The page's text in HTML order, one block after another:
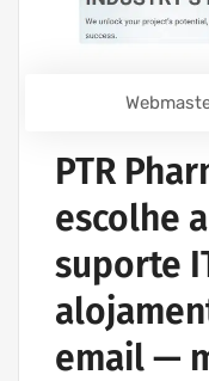
PTR
escolhe
suporte
email —